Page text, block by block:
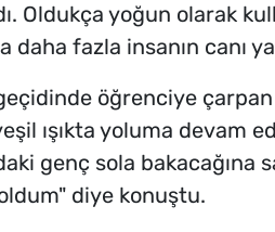
Oldukça yoğun olarak
daha fazla insanın canı
öğrenciye
ışıkta yoluma devam
genç sola bakacağına
diye konuştu.